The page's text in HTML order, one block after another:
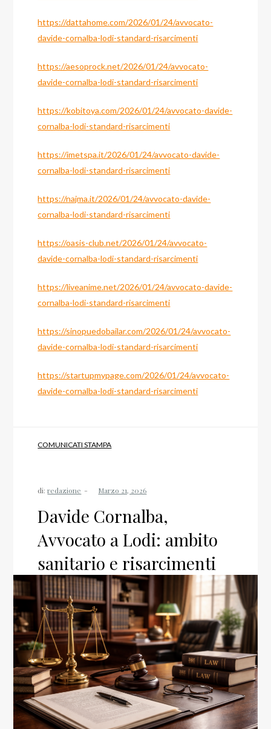
https://dattahome.com/2026/01/24/avvocato-
davide-cornalba-lodi-standard-risarcimenti
https://aesoprock.net/2026/01/24/avvocato-
davide-cornalba-lodi-standard-risarcimenti
https://kobitoya.com/2026/01/24/avvocato-davide-
cornalba-lodi-standard-risarcimenti
https://imetspa.it/2026/01/24/avvocato-davide-
cornalba-lodi-standard-risarcimenti
https://najma.it/2026/01/24/avvocato-davide-
cornalba-lodi-standard-risarcimenti
https://oasis-club.net/2026/01/24/avvocato-
davide-cornalba-lodi-standard-risarcimenti
https://liveanime.net/2026/01/24/avvocato-davide-
cornalba-lodi-standard-risarcimenti
https://sinopuedobailar.com/2026/01/24/avvocato-
davide-cornalba-lodi-standard-risarcimenti
https://startupmypage.com/2026/01/24/avvocato-
davide-cornalba-lodi-standard-risarcimenti
COMUNICATI STAMPA
di:redazione
Davide Cornalba,
Avvocato a Lodi: ambito
sanitario e risarcimenti